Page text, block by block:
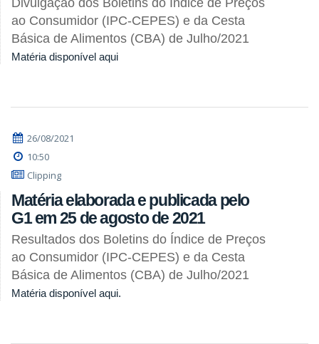
ao Consumidor (IPC-CEPES) e da Cesta
Básica de Alimentos (CBA) de Julho/2021
Matéria disponível aqui
26/08/2021
10:50
Clipping
Matéria elaborada e publicada pelo
G1 em 25 de agosto de 2021
Resultados dos Boletins do Índice de Preços
ao Consumidor (IPC-CEPES) e da Cesta
Básica de Alimentos (CBA) de Julho/2021
Matéria disponível aqui.